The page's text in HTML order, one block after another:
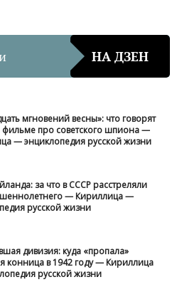
НА ДЗЕН
мгновений весны»: что говорят
про советского шпиона —
— энциклопедия русской жизни
за что в СССР расстреляли
— Кириллица —
русской жизни
дивизия: куда «пропала»
конница в 1942 году — Кириллица
русской жизни